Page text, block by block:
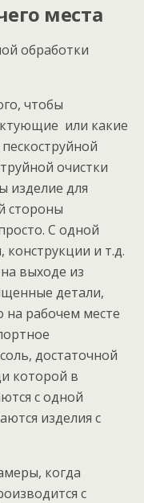
места
обработки
чтобы
или какие
очистки
изделие для
стороны
С одной
конструкции и т.д.
выходе из
детали,
на рабочем месте
достаточной
которой в
с одной
изделия с
когда
с